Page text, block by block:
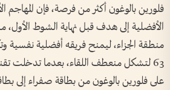
فلورين بالوغون أكثر من فرصة، فإن المهاجم
الأفضلية إلى هدف قبل نهاية الشوط الأول،
منطقة الجزاء، ليمنح فريقه أفضلية نفسية
63 لتشكل منعطف اللقاء، بعدما تدخلت
على فلورين بالوغون من بطاقة صفراء إلى